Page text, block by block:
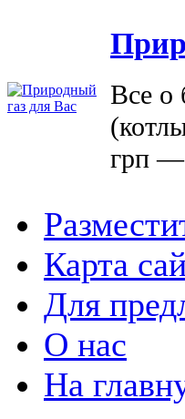
Все о
грп —
Карта
Для
О нас
На